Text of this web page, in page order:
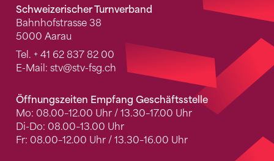
Schweizerischer Turnverband
Bahnhofstrasse 38
5000 Aarau
Tel. + 41 62 837 82 00
E-Mail: stv@stv-fsg.ch
Öffnungszeiten Empfang Geschäftsstelle
Mo: 08.00–12.00 Uhr / 13.30–17.00 Uhr
Di-Do: 08.00–13.00 Uhr
Fr: 08.00–12.00 Uhr / 13.30–16.00 Uhr